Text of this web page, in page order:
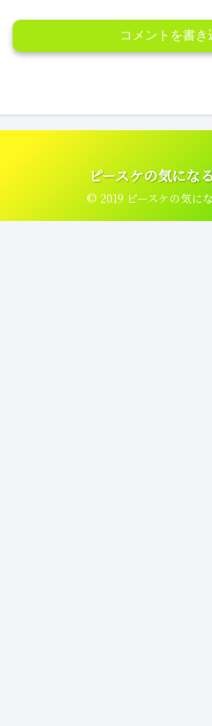
コメントを書き
ピースケの気にな
© 2019 ピースケの気に